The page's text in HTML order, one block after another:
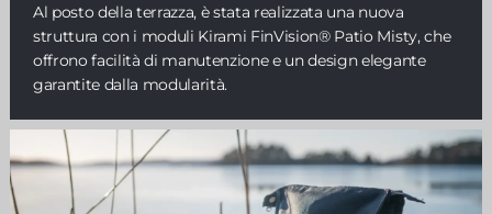
Al posto della terrazza, è stata realizzata una nuova
struttura con i moduli Kirami FinVision® Patio Misty, che
offrono facilità di manutenzione e un design elegante
garantite dalla modularità.